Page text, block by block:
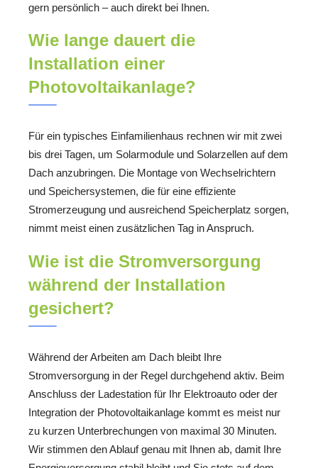
gern persönlich – auch direkt bei Ihnen.
Wie lange dauert die
Installation einer
Photovoltaikanlage?
Für ein typisches Einfamilienhaus rechnen wir mit zwei
bis drei Tagen, um Solarmodule und Solarzellen auf dem
Dach anzubringen. Die Montage von Wechselrichtern
und Speichersystemen, die für eine effiziente
Stromerzeugung und ausreichend Speicherplatz sorgen,
nimmt meist einen zusätzlichen Tag in Anspruch.
Wie ist die Stromversorgung
während der Installation
gesichert?
Während der Arbeiten am Dach bleibt Ihre
Stromversorgung in der Regel durchgehend aktiv. Beim
Anschluss der Ladestation für Ihr Elektroauto oder der
Integration der Photovoltaikanlage kommt es meist nur
zu kurzen Unterbrechungen von maximal 30 Minuten.
Wir stimmen den Ablauf genau mit Ihnen ab, damit Ihre